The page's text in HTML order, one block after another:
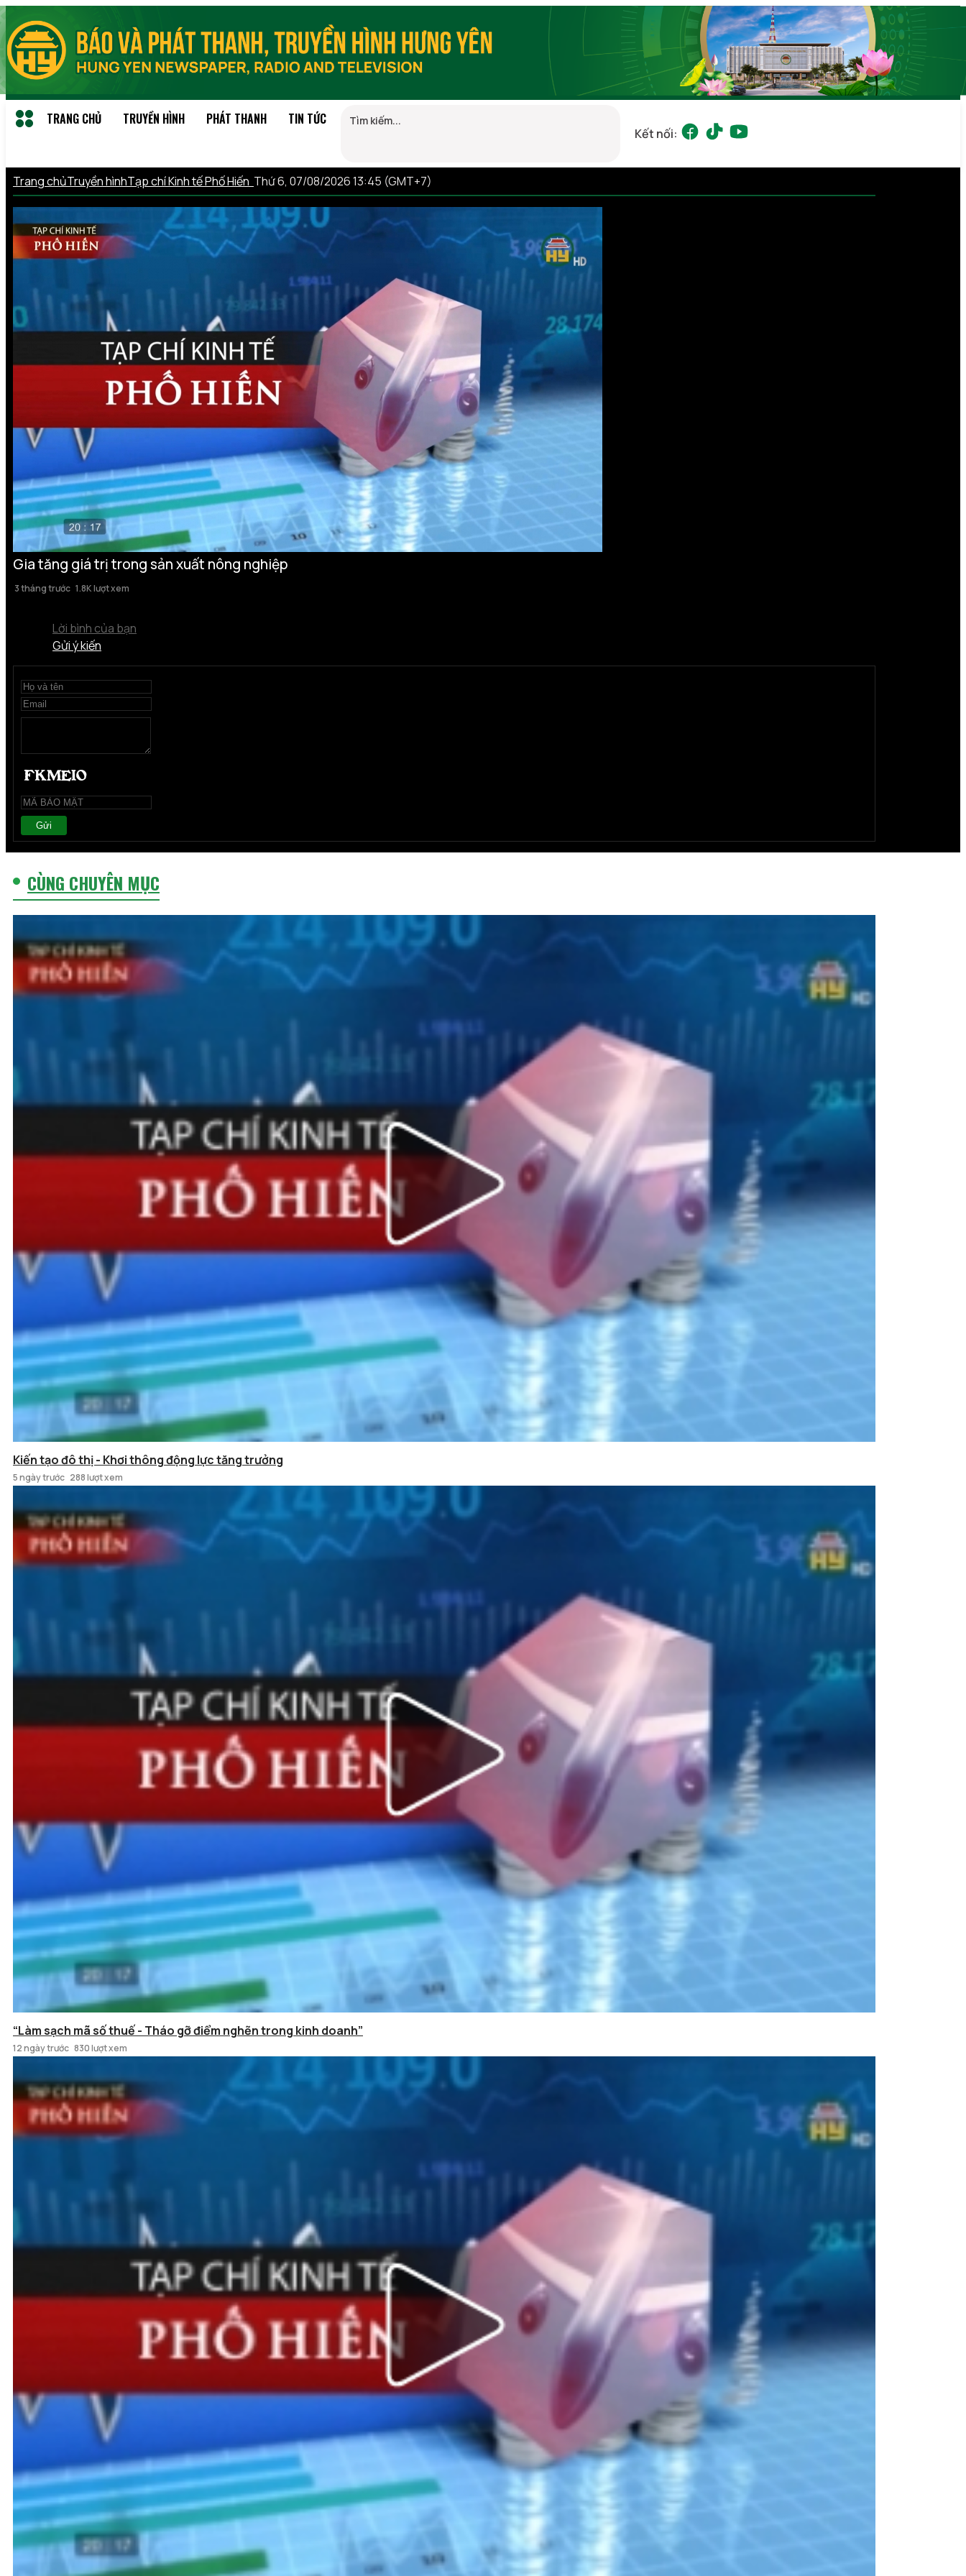
TRANG CHỦ TRUYỀN HÌNH PHÁT THANH TIN TỨC
Kết nối:
Trang chủTruyền hìnhTạp chí Kinh tế Phố Hiến Thứ 6, 07/08/2026 13:45 (GMT+7)
Gia tăng giá trị trong sản xuất nông nghiệp
3 tháng trước 1.8K lượt xem
Lời bình của bạn
Gửi ý kiến
Gửi
CÙNG CHUYÊN MỤC
Kiến tạo đô thị - Khơi thông động lực tăng trưởng
5 ngày trước 288 lượt xem
“Làm sạch mã số thuế - Tháo gỡ điểm nghẽn trong kinh doanh”
12 ngày trước 830 lượt xem